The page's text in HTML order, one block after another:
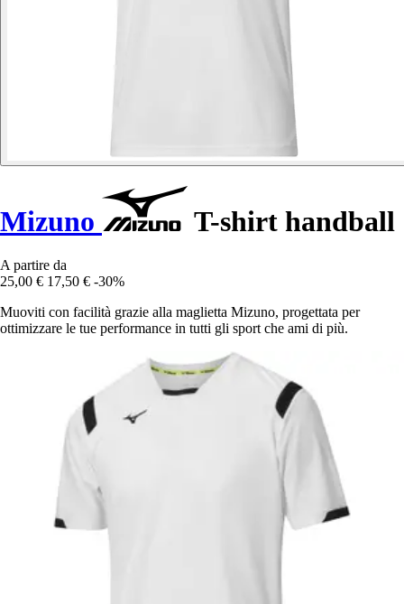
Mizuno T-shirt handball
A partire da
25,00 € 17,50 € -30%
Muoviti con facilità grazie alla maglietta Mizuno, progettata per
ottimizzare le tue performance in tutti gli sport che ami di più.